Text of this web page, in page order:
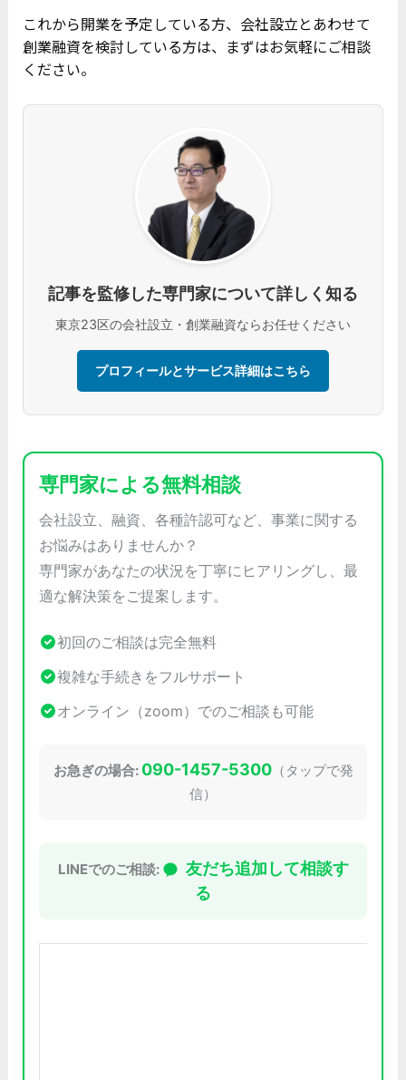
これから開業を予定している方、会社設立とあわせて
創業融資を検討している方は、まずはお気軽にご相談
ください。
記事を監修した専門家について詳しく知る
東京23区の会社設立・創業融資ならお任せください
プロフィールとサービス詳細はこちら
専門家による無料相談
会社設立、融資、各種許認可など、事業に関する
お悩みはありませんか？
専門家があなたの状況を丁寧にヒアリングし、最
適な解決策をご提案します。
初回のご相談は完全無料
複雑な手続きをフルサポート
オンライン（zoom）でのご相談も可能
お急ぎの場合: 090-1457-5300（タップで発
信）
LINEでのご相談:
友だち追加して相談す
る